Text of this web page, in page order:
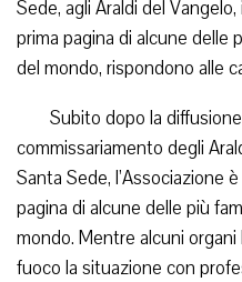
Sede, agli Araldi del
prima pagina di alcune delle
del mondo, rispondono alle
Subito dopo la
commissariamento degli
Santa Sede, l’Associazione
pagina di alcune delle più
mondo. Mentre alcuni
fuoco la situazione con